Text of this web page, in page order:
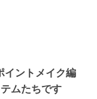
イントメイク編
ムたちです